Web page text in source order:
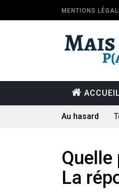
MENTIONS
ACCUEIL
Au hasard
Quelle
La